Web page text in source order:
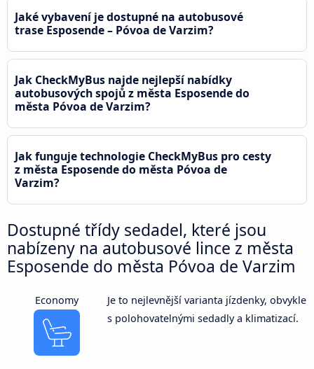
Jaké vybavení je dostupné na autobusové
trase Esposende – Póvoa de Varzim?
Jak CheckMyBus najde nejlepší nabídky
autobusových spojů z města Esposende do
města Póvoa de Varzim?
Jak funguje technologie CheckMyBus pro cesty
z města Esposende do města Póvoa de
Varzim?
Dostupné třídy sedadel, které jsou
nabízeny na autobusové lince z města
Esposende do města Póvoa de Varzim
Economy
Je to nejlevnější varianta jízdenky, obvykle
s polohovatelnými sedadly a klimatizací.